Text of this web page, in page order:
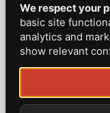
We respect your
basic site
analytics and
show relevant